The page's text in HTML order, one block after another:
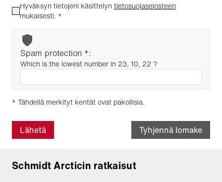
Hyväksyn tietojeni käsittelyn tietosuojaselosteen
mukaisesti. *
Spam protection *:
Which is the lowest number in 23, 10, 22 ?
* Tähdellä merkityt kentät ovat pakollisia.
Lähetä Tyhjennä lomake
Schmidt Arcticin ratkaisut